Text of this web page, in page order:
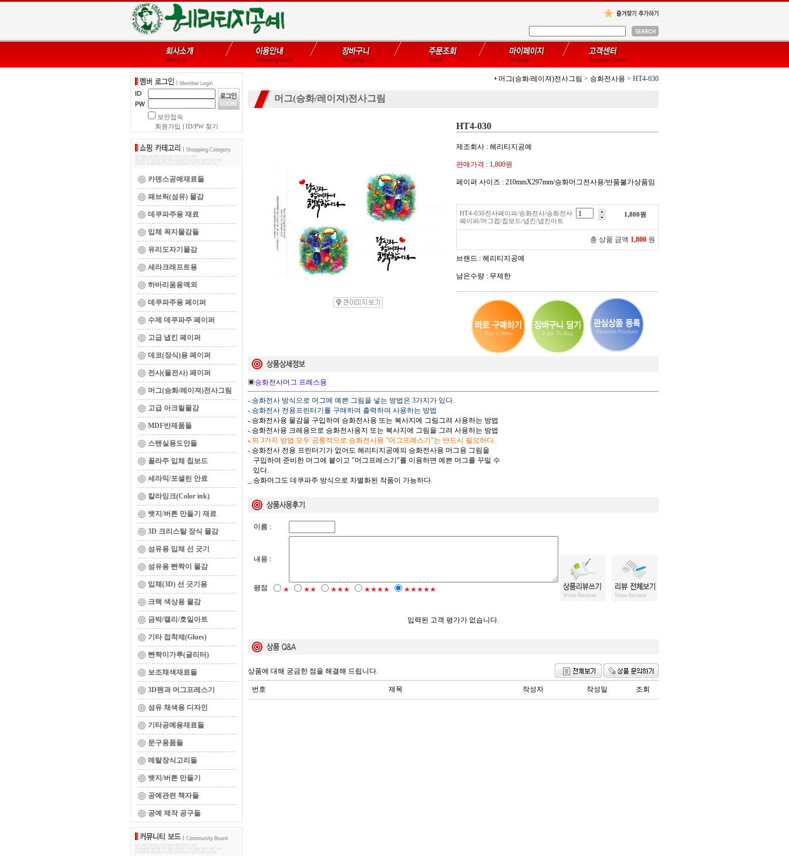
보안접속
회원가입
ID/PW 찾기
카덴스공예재료들
패브릭(섬유) 물감
데쿠파주용 재료
입체 꼭지물감들
유리도자기물감
세라크래프트용
하바리움용액외
데쿠파주용 페이퍼
수제 데쿠파주 페이퍼
고급 냅킨 페이퍼
데코(장식)용 페이퍼
전사(물전사) 페이퍼
머그(승화/레이져)전사그림
고급 아크릴물감
MDF반제품들
스텐실용도안들
꼴라주 입체 칩보드
세라믹/포셀린 안료
칼라잉크(Color ink)
뱃지/버튼 만들기 재료
3D 크리스탈 장식 물감
섬유용 입체 선 긋기
섬유용 빤짝이 물감
입체(3D) 선 긋기용
크랙 색상용 물감
금박/캘리/호일아트
기타 접착제(Glues)
빤짝이가루(글리터)
보조채색재료들
3D펜과 머그프레스기
섬유 채색용 디자인
기타공예용재료들
문구용품들
메탈장식고리들
뱃지/버튼 만들기
공예관련 책자들
공예 제작 공구들
머그(승화/레이져)전사그림 > 승화전사용 > HT4-030
머그(승화/레이져)전사그림
HT4-030
제조회사 : 헤리티지공예
판매가격 : 1,800원
페이퍼 사이즈 : 210mmX297mm/승화머그전사용/반품불가상품임
HT4-030전사페이퍼/승화전사/승화전사
페이퍼/머그컵/칩보드/냅킨/냅킨아트
1,800원
총 상품 금액 1,800 원
브랜드 : 헤리티지공예
남은수량 : 무제한
▣ 승화전사머그 프레스용
-.승화전사 방식으로 머그에 예쁜 그림을 넣는 방법은 3가지가 있다.
-.승화전사 전용프린터기를 구매하여 출력하여 사용하는 방법
-.승화전사용 물감을 구입하여 승화전사용 또는 복사지에 그림그려 사용하는 방법
-.승화전사용 크레용으로 승화전사용지 또는 복사지에 그림을 그려 사용하는 방법
-.위 3가지 방법 모두 공통적으로 승화전사용 "머그프레스기"는 반드시 필요하다.
-.승화전사 전용 프린터기가 없어도 헤리티지공예의 승화전사용 머그용 그림을
구입하여 준비한 머그에 붙이고 "머그프레스기"를 이용하면 예쁜 머그를 꾸밀 수
있다.
_.승화머그도 데쿠파주 방식으로 차별화된 작품이 가능하다.
이름 :
내용 :
평점 ★ ★★ ★★★ ★★★★ ★★★★★
입력된 고객 평가가 없습니다.
상품에 대해 궁금한 점을 해결해 드립니다.
번호 제목 작성자 작성일 조회